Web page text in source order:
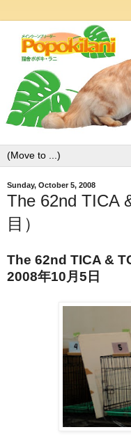
Sunday, October 5, 2008
The 62nd TICA
目）
The 62nd TICA &
2008年10月5日